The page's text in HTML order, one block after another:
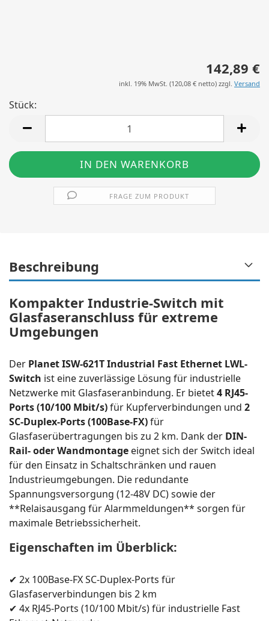
142,89 €
inkl. 19% MwSt. (120,08 € netto) zzgl. Versand
Stück:
FRAGE ZUM PRODUKT
Beschreibung
Kompakter Industrie-Switch mit
Glasfaseranschluss für extreme
Umgebungen
Der Planet ISW-621T Industrial Fast Ethernet LWL-
Switch ist eine zuverlässige Lösung für industrielle
Netzwerke mit Glasfaseranbindung. Er bietet4 RJ45-
Ports (10/100 Mbit/s)für Kupferverbindungen und 2
SC-Duplex-Ports (100Base-FX)für
Glasfaserübertragungen bis zu 2 km. Dank der DIN-
Rail- oder Wandmontage eignet sich der Switch ideal
für den Einsatz in Schaltschränken und rauen
Industrieumgebungen. Die redundante
Spannungsversorgung (12-48V DC) sowie der
**Relaisausgang für Alarmmeldungen** sorgen für
maximale Betriebssicherheit.
Eigenschaften im Überblick:
✔ 2x 100Base-FX SC-Duplex-Ports für
Glasfaserverbindungen bis 2 km
✔ 4x RJ45-Ports (10/100 Mbit/s) für industrielle Fast